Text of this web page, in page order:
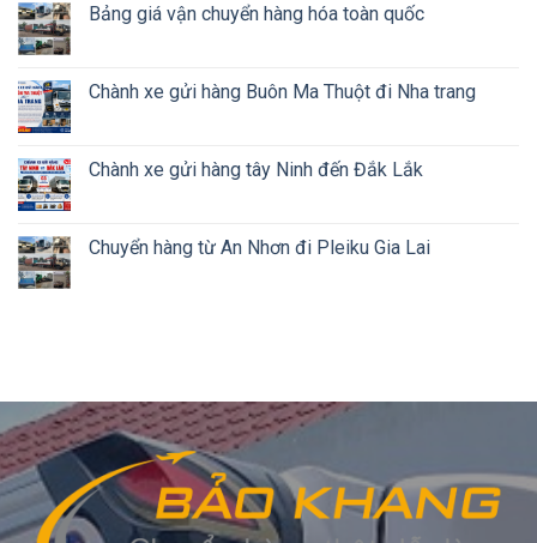
Bảng giá vận chuyển hàng hóa toàn quốc
Chành xe gửi hàng Buôn Ma Thuột đi Nha trang
Chành xe gửi hàng tây Ninh đến Đắk Lắk
Chuyển hàng từ An Nhơn đi Pleiku Gia Lai